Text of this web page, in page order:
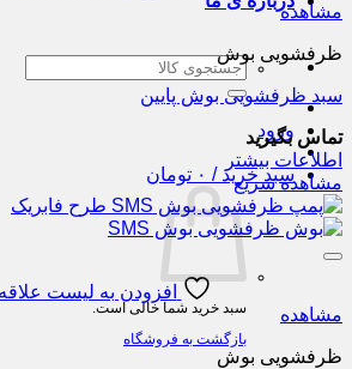
جستجو
برای:
ورود
سبد خرید / ۰ تومان
سبد خرید شما خالی است.
بازگشت به فروشگاه
مشاهده
ظرفشویی بوش
سبد ظرفشویی بوش پایین
تماس بگیرید
اطلاعات بیشتر
مشاهده سریع
افزودن به لیست
مشاهده
ظرفشویی بوش